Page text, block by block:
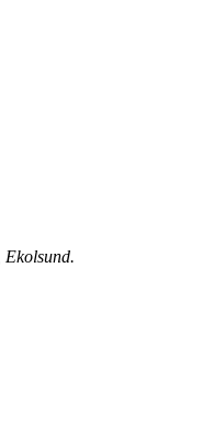
Ekolsund.